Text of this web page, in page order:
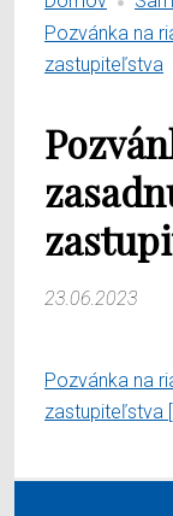
Samospráva
O obci
Pozvánka na
zastupiteľstva
23.06.2023
Pozvánka na
zastupiteľstva